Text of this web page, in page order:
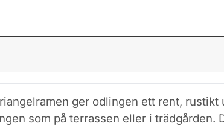
ger odlingen ett rent,
som på terrassen eller i trädgården.